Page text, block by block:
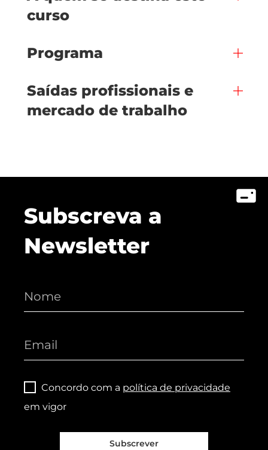
curso
Programa
Saídas profissionais e
mercado de trabalho
Subscreva a
Newsletter
Concordo com a política de privacidade
em vigor
Subscrever